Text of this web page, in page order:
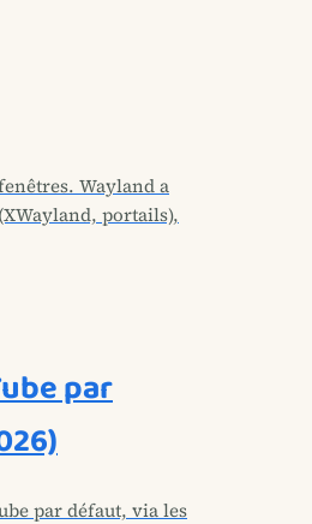
Wayland a
portails),
par
par défaut, via les